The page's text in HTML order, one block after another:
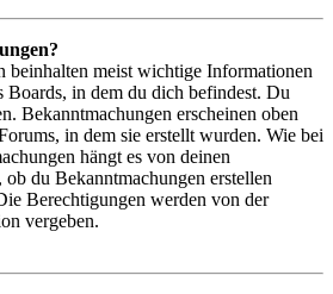
beinhalten meist wichtige Informationen
Boards, in dem du dich befindest. Du
Bekanntmachungen erscheinen oben
in dem sie erstellt wurden. Wie bei
hängt es von deinen
du Bekanntmachungen erstellen
Berechtigungen werden von der
vergeben.